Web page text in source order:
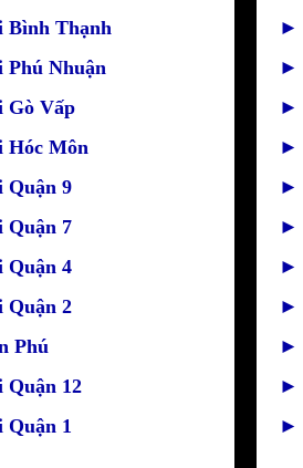
Bình Thạnh
Phú Nhuận
Gò Vấp
Hóc Môn
Quận 9
Quận 7
Quận 4
Quận 2
Phú
Quận 12
Quận 1
►
►
►
►
►
►
►
►
►
►
►